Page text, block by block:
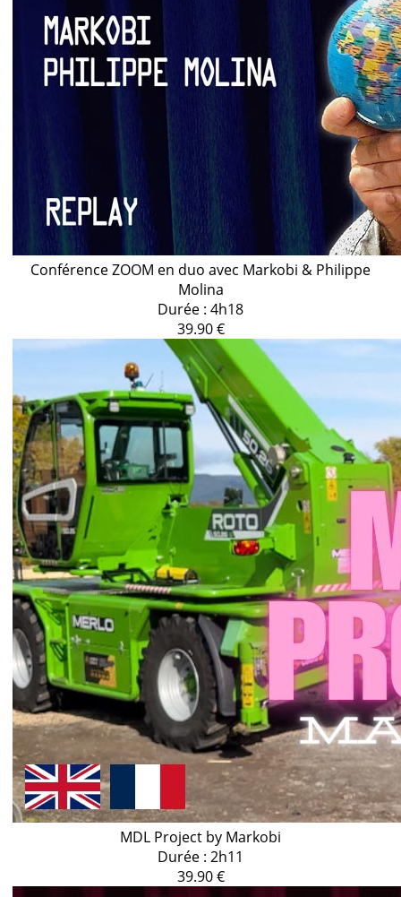
Conférence ZOOM en duo avec Markobi & Philippe
Molina
Durée : 4h18
39.90 €
MDL Project by Markobi
Durée : 2h11
39.90 €